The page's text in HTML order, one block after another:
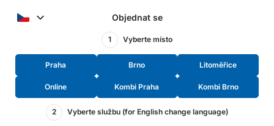
Objednat se
1 Vyberte místo
Praha Brno Litoměřice
Online Kombi Praha Kombi Brno
2 Vyberte službu (for English change language)